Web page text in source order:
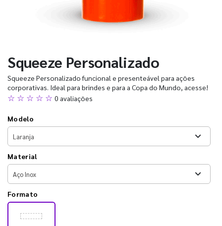
Squeeze Personalizado
Squeeze Personalizado funcional e presenteável para ações
corporativas. Ideal para brindes e para a Copa do Mundo, acesse!
☆ ☆ ☆ ☆ ☆ 0 avaliações
Modelo
Material
Formato